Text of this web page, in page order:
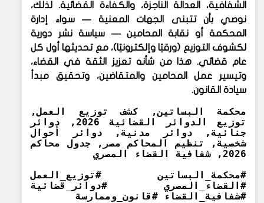
الشفافية، العدالة الناجزة، والكفاءة القضائية. لذلك،
نوصي بأن تتبنى الجهات المعنية — سواء إدارة
المحكمة أو نقابة المحامين — سياسة نشر دورية
لكشوف التوزيع (ورقيًا وإلكترونيًا)، مع تحديثها أول كل
عام قضائي. هذا من شأنه تعزيز الثقة في القضاء،
وتيسير عمل المحامين والمتقاضين، وتحقيق مبدأ
سيادة القانون.
محكمة البساتين, كشف توزيع العمل,
توزيع الدوائر القضائية 2026, دوائر
جنائية, دوائر مدنية, دوائر أحوال
شخصية, تنظيم المحاكم مصر, جدول محاكم
2026, شفافية القضاء المصري
#محكمة_البساتين #توزيع_العمل
#القضاء_المصري #دوائر_قضائية
#شفافية_القضاء #قانون_وممارسة